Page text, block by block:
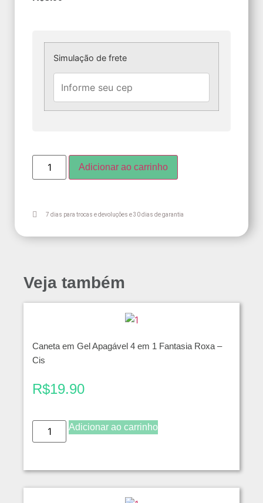
Simulação de frete
Adicionar ao carrinho
7 dias para trocas e devoluções e 30 dias de garantia
Veja também
Caneta em Gel Apagável 4 em 1 Fantasia Roxa –
Cis
R$19.90
Adicionar ao carrinho